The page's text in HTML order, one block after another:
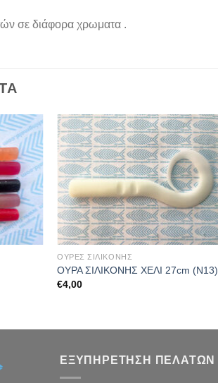
σε διάφορα χρωματα .
ΟΥΡΕΣ ΣΙΛΙΚΟΝΗΣ
ΟΥΡΑ ΣΙΛΙΚΟΝΗΣ ΧΕΛΙ 27cm (Ν13)
€4,00
ΕΞΥΠΗΡΕΤΗΣΗ ΠΕΛΑΤΩΝ